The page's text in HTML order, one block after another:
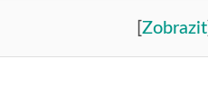
Zobrazit